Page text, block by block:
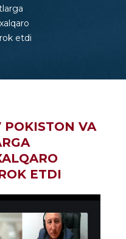
etdi
POKISTON VA
ETDI